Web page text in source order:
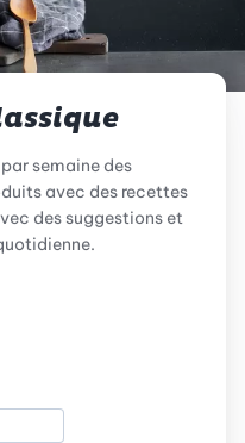
semaine des
avec des recettes
des suggestions et